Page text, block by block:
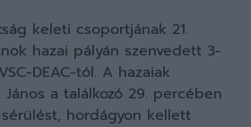
keleti csoportjának 21.
hazai pályán szenvedett 3-
DEAC-tól. A hazaiak
János a találkozó 29. percében
hordágyon kellett